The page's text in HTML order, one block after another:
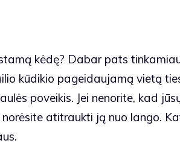
kėdę? Dabar pats
kūdikio pageidaujamą vietą
poveikis. Jei nenorite, kad
atitraukti ją nuo lango.